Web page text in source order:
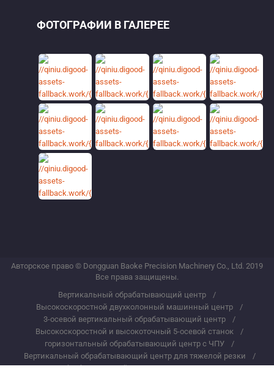
ФОТОГРАФИИ В ГАЛЕРЕЕ
Авторское право © Dongguan Baoke Precision Machinery Co., Ltd. 2019
Все права защищены.
Вертикальный обрабатывающий центр
Высокоскоростной двухколонный машинный центр
3-осевой вертикальный обрабатывающий центр
Высокоскоростной и высокоточный 5-осевой станок
горизонтальный обрабатывающий центр с ЧПУ
Вертикальный обрабатывающий центр для тяжелой резки
Обрабатывающий центр портального типа